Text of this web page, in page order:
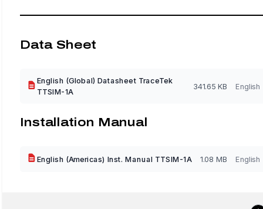
Data Sheet
English (Global) Datasheet TraceTek
TTSIM-1A
341.65 KB English
Installation Manual
English (Americas) Inst. Manual TTSIM-1A 1.08 MB English